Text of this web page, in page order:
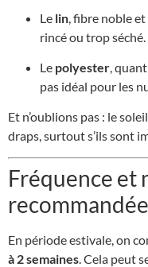
Le lin , fibre noble
rincé ou trop séché.
Le polyester,
pas idéal pour les
Et n’oublions pas : le
draps, surtout s’ils sont
Fréquence et
En période estivale, on
à 2 semaines . Cela peut